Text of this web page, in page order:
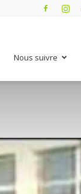
Nous suivre